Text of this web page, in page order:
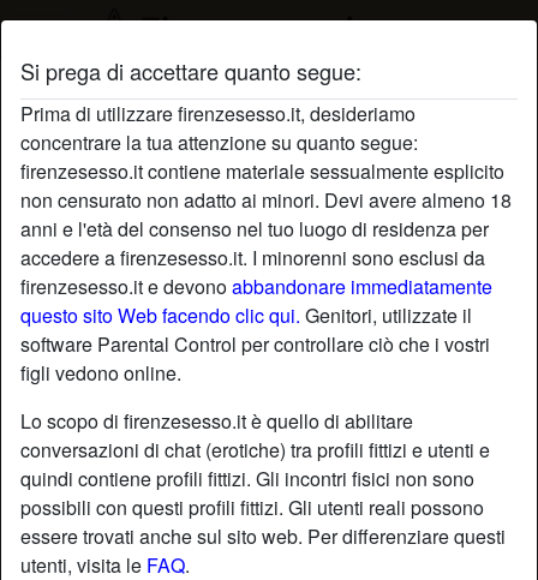
Si prega di accettare quanto segue:
Prima di utilizzare firenzesesso.it, desideriamo
concentrare la tua attenzione su quanto segue:
firenzesesso.it contiene materiale sessualmente esplicito
non censurato non adatto ai minori. Devi avere almeno 18
anni e l'età del consenso nel tuo luogo di residenza per
accedere a firenzesesso.it. I minorenni sono esclusi da
firenzesesso.it e devonoabbandonare immediatamente
questo sito Web facendo clic qui. Genitori, utilizzate il
software Parental Control per controllare ciò che i vostri
figli vedono online.
Lo scopo di firenzesesso.it è quello di abilitare
conversazioni di chat (erotiche) tra profili fittizi e utenti e
quindi contiene profili fittizi. Gli incontri fisici non sono
possibili con questi profili fittizi. Gli utenti reali possono
essere trovati anche sul sito web. Per differenziare questi
utenti, visita le FAQ.
Profilo di Manipolatrice
star Aggiungi chatChatta adesso